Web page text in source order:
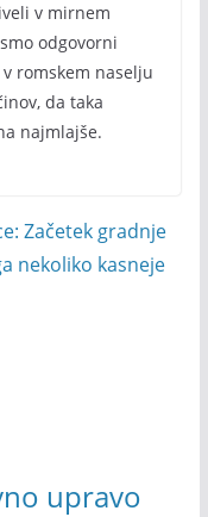
v mirnem
odgovorni
romskem naselju
da taka
najmlajše.
Začetek gradnje
nekoliko kasneje
upravo